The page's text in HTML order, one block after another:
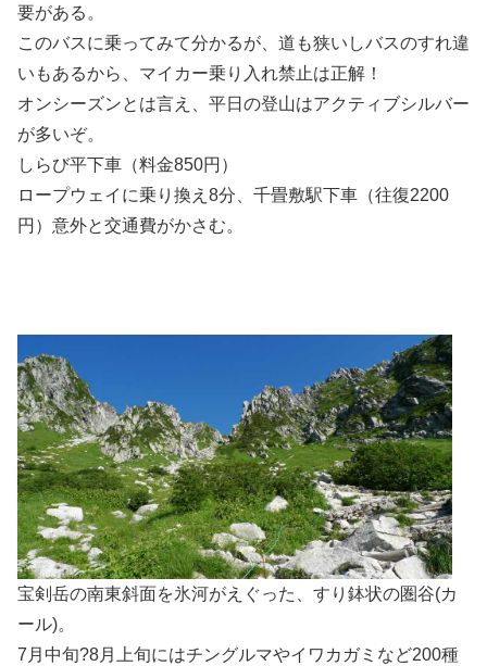
要がある。
このバスに乗ってみて分かるが、道も狭いしバスのすれ違
いもあるから、マイカー乗り入れ禁止は正解！
オンシーズンとは言え、平日の登山はアクティブシルバー
が多いぞ。
しらび平下車（料金850円）
ロープウェイに乗り換え8分、千畳敷駅下車（往復2200
円）意外と交通費がかさむ。
宝剣岳の南東斜面を氷河がえぐった、すり鉢状の圏谷(カ
ール)。
7月中旬?8月上旬にはチングルマやイワカガミなど200種